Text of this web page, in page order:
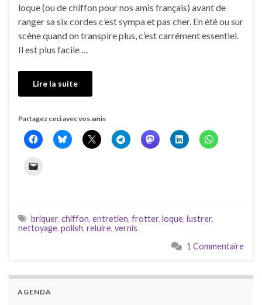
loque (ou de chiffon pour nos amis français) avant de
ranger sa six cordes c’est sympa et pas cher. En été ou sur
scène quand on transpire plus, c’est carrément essentiel.
Il est plus facile …
Lire la suite
Partagez ceci avec vos amis
briquer, chiffon, entretien, frotter, loque, lustrer,
nettoyage, polish, reluire, vernis
1 Commentaire
AGENDA